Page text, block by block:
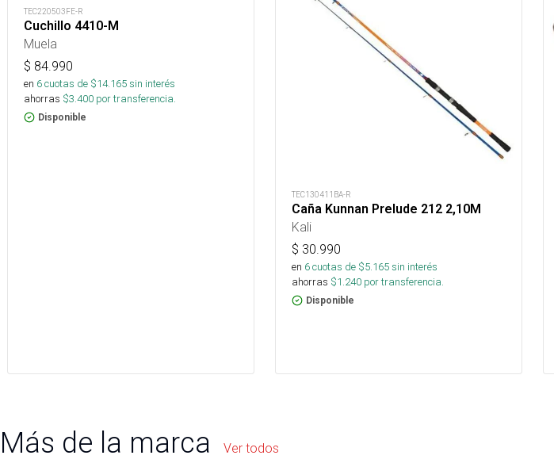
TEC220503FE-R
Cuchillo 4410-M
Muela
$ 84.990
en 6cuotas de $14.165sin interés
ahorras $3.400 por transferencia.
Disponible
TEC130411BA-R
Caña Kunnan Prelude 212 2,10M
Kali
$ 30.990
en 6cuotas de $5.165sin interés
ahorras $1.240 por transferencia.
Disponible
Más de la marca Ver todos